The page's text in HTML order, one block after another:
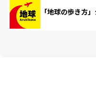
「地球の歩き方